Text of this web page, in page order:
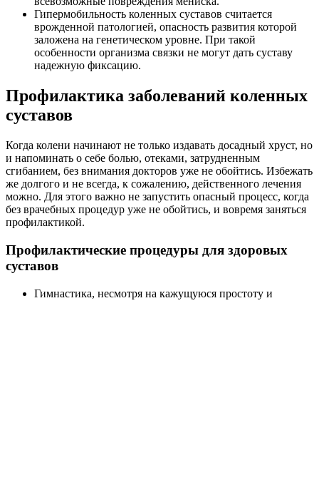
Гипермобильность коленных суставов считается
врожденной патологией, опасность развития которой
заложена на генетическом уровне. При такой
особенности организма связки не могут дать суставу
надежную фиксацию.
Профилактика заболеваний коленных
суставов
Когда колени начинают не только издавать досадный хруст, но
и напоминать о себе болью, отеками, затрудненным
сгибанием, без внимания докторов уже не обойтись. Избежать
же долгого и не всегда, к сожалению, действенного лечения
можно. Для этого важно не запустить опасный процесс, когда
без врачебных процедур уже не обойтись, и вовремя заняться
профилактикой.
Профилактические процедуры для здоровых
суставов
Гимнастика, несмотря на кажущуюся простоту и